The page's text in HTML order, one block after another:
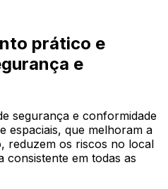
prático e
e
segurança e conformidade
espaciais, que melhoram a
reduzem os riscos no local
consistente em todas as